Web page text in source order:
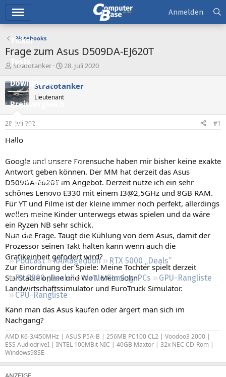
Ticker
Tests
Downloads
Preisvergleich
Forum
Aktuelles
Empfohlene Inhalte
Neue Beiträge
Neueste Aktivitäten
Leserartikel
Regeln
Podcast RAMageddon
RTX 5000 „Deals“
RX 9000 „Deals“
Ideale Gaming-PCs
GPU-Rangliste
CPU-Rangliste
Anmelden
Notebooks
Frage zum Asus D509DA-EJ620T
E
s
t
e
e
r
Stratotanker
E
s
e
t
28. Juli 2020
Stratotanker
Lieutenant
28. Juli 2020 #1
Hallo
Google und unsere Forensuche haben mir bisher keine exakte
Antwort geben können. Der MM hat derzeit das Asus
D509DA-E620T im Angebot. Derzeit nutze ich ein sehr
schönes Lenovo E330 mit einem I3@2,5GHz und 8GB RAM.
Für YT und Filme ist der kleine immer noch perfekt, allerdings
wollen meine Kinder unterwegs etwas spielen und da wäre
ein Ryzen NB sehr schick.
Nun die Frage. Taugt die Kühlung von dem Asus, damit der
Prozessor seinen Takt halten kann wenn auch die
Grafikeinheit gefodert wird?
Zur Einordnung der Spiele: Meine Tochter spielt derzeit
StarStable online und WoT. Mein Sohn
Landwirtschaftssimulator und EuroTruck Simulator.
Kann man das Asus kaufen oder ärgert man sich im
Nachgang?
AMD K6-3/450MHz | ASUS P5A-B | 256MB PC100 CL2 | Voodoo3 2000 |
ESS AudiodriveI | INTEL 100MBit NIC | 40GB Maxtor | 32x NEC CD-Rom |
Windows98SE